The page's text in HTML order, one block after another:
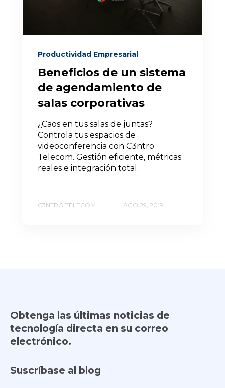
Productividad Empresarial
Beneficios de un sistema
de agendamiento de
salas corporativas
¿Caos en tus salas de juntas?
Controla tus espacios de
videoconferencia con C3ntro
Telecom. Gestión eficiente, métricas
reales e integración total.
C3NTRO TELECOM AGO 29, 2019
Obtenga las últimas noticias de
tecnología directa en su correo
electrónico.
Suscríbase al blog